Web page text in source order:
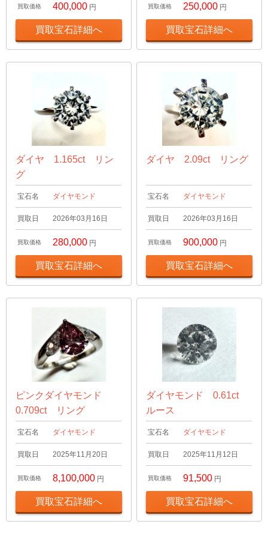
買取価格 400,000 円
買取宝石詳細へ
買取価格 250,000 円
買取宝石詳細へ
ダイヤ 1.165ct リン
グ
宝石名 ダイヤモンド
買取日 2026年03月16日
買取価格 280,000 円
買取宝石詳細へ
ダイヤ 2.09ct リング
宝石名 ダイヤモンド
買取日 2026年03月16日
買取価格 900,000 円
買取宝石詳細へ
ピンクダイヤモンド
0.709ct リング
宝石名 ダイヤモンド
買取日 2025年11月20日
買取価格 8,100,000 円
買取宝石詳細へ
ダイヤモンド 0.61ct
ルース
宝石名 ダイヤモンド
買取日 2025年11月12日
買取価格 91,500 円
買取宝石詳細へ